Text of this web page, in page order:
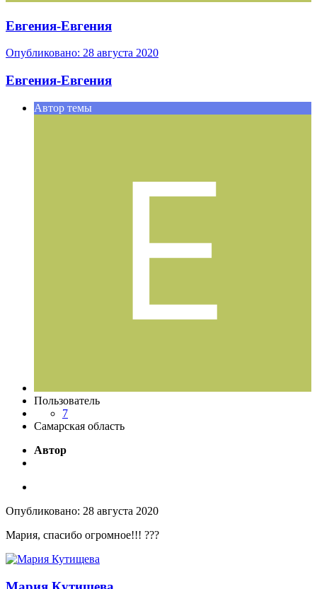
Евгения-Евгения
Опубликовано: 28 августа 2020
Евгения-Евгения
Автор темы
Пользователь
7
Самарская область
Автор
Опубликовано: 28 августа 2020
Мария, спасибо огромное!!! ???